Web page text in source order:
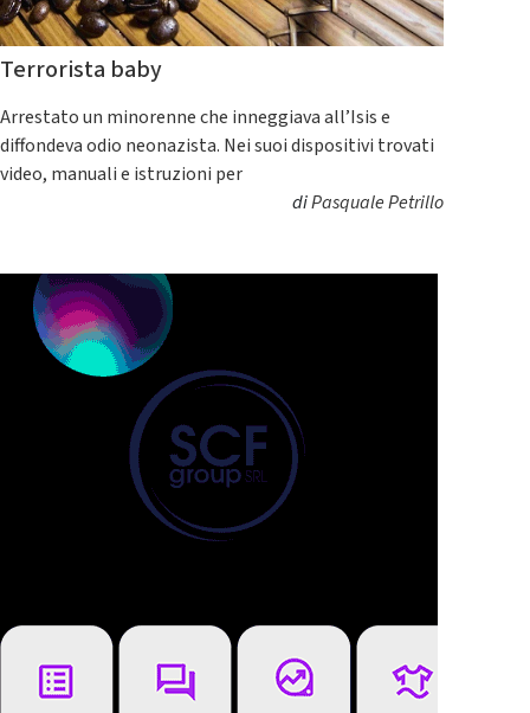
Terrorista baby
Arrestato un minorenne che inneggiava all’Isis e
diffondeva odio neonazista. Nei suoi dispositivi trovati
video, manuali e istruzioni per
diPasquale Petrillo